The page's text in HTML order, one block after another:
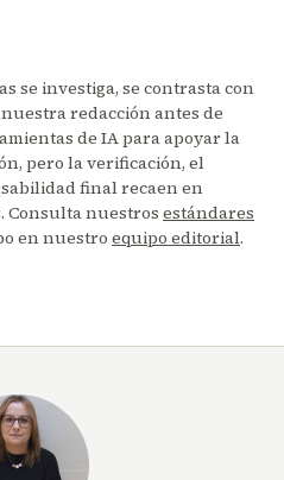
se investiga, se contrasta con
redacción antes de
de IA para apoyar la
pero la verificación, el
final recaen en
Consulta nuestros estándares
en nuestro equipo editorial.